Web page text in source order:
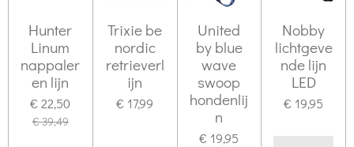
Hunter
Linum
nappaler
en lijn
€ 22,50
€ 39,49
Trixie be
nordic
retrieverl
ijn
€ 17,99
United
by blue
wave
swoop
hondenlij
n
€ 19,95
Nobby
lichtgeve
nde lijn
LED
€ 19,95